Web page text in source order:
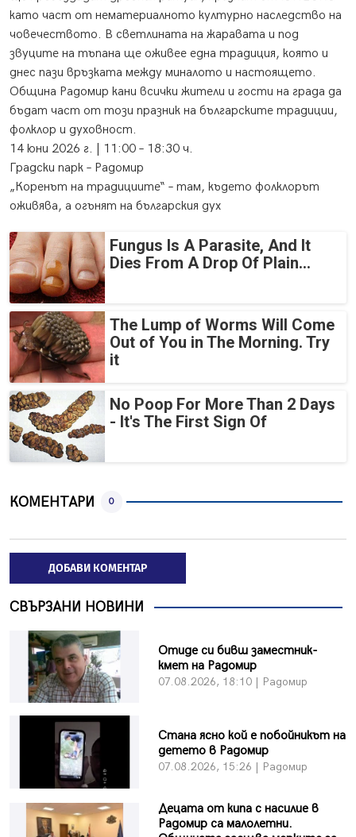
като част от нематериалното културно наследство на
човечеството. В светлината на жаравата и под
звуците на тъпана ще оживее една традиция, която и
днес пази връзката между миналото и настоящето.
Община Радомир кани всички жители и гости на града да
бъдат част от този празник на българските традиции,
фолклор и духовност.
14 юни 2026 г. | 11:00 – 18:30 ч.
Градски парк – Радомир
„Коренът на традициите“ – там, където фолклорът
оживява, а огънят на българския дух
Fungus Is A Parasite, And It
Dies From A Drop Of Plain...
The Lump of Worms Will Come
Out of You in The Morning. Try
it
No Poop For More Than 2 Days
- It's The First Sign Of
КОМЕНТАРИ 0
ДОБАВИ КОМЕНТАР
СВЪРЗАНИ НОВИНИ
Отиде си бивш заместник-
кмет на Радомир
07.08.2026, 18:10 | Радомир
Стана ясно кой е побойникът на
детето в Радомир
07.08.2026, 15:26 | Радомир
Децата от кипа с насилие в
Радомир са малолетни.